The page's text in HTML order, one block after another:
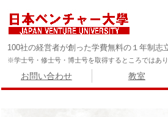
100社の経営者が創った学費無料の１年制志
※学士号・修士号・博士号を取得するところではあり
お問い合わせ 教室